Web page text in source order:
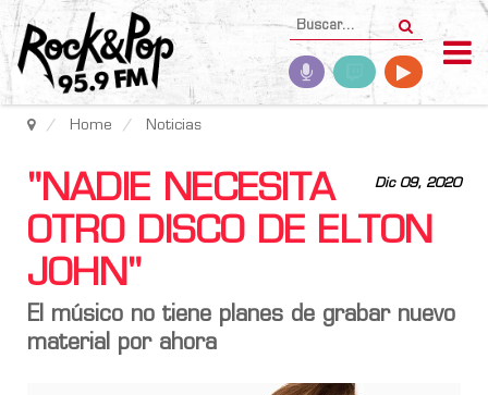
Home Noticias
Dic 09, 2020
"NADIE NECESITA
OTRO DISCO DE ELTON
JOHN"
El músico no tiene planes de grabar nuevo
material por ahora